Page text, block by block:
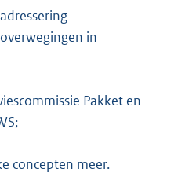
in
Pakket en
concepten meer.